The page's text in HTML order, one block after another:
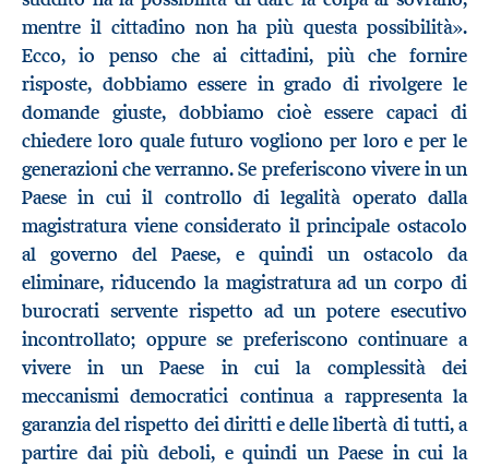
mentre il cittadino non ha più questa possibilità».
Ecco, io penso che ai cittadini, più che fornire
risposte, dobbiamo essere in grado di rivolgere le
domande giuste, dobbiamo cioè essere capaci di
chiedere loro quale futuro vogliono per loro e per le
generazioni che verranno. Se preferiscono vivere in un
Paese in cui il controllo di legalità operato dalla
magistratura viene considerato il principale ostacolo
al governo del Paese, e quindi un ostacolo da
eliminare, riducendo la magistratura ad un corpo di
burocrati servente rispetto ad un potere esecutivo
incontrollato; oppure se preferiscono continuare a
vivere in un Paese in cui la complessità dei
meccanismi democratici continua a rappresenta la
garanzia del rispetto dei diritti e delle libertà di tutti, a
partire dai più deboli, e quindi un Paese in cui la